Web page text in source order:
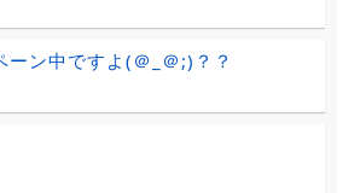
ーン中ですよ(＠_＠;)？？